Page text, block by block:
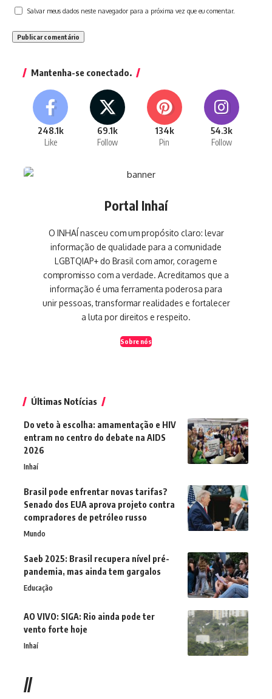
Salvar meus dados neste navegador para a próxima vez que eu comentar.
Mantenha-se conectado.
248.1k
Like
69.1k
Follow
134k
Pin
54.3k
Follow
Portal Inhaí
O INHAÍ nasceu com um propósito claro: levar
informação de qualidade para a comunidade
LGBTQIAP+ do Brasil com amor, coragem e
compromisso com a verdade. Acreditamos que a
informação é uma ferramenta poderosa para
unir pessoas, transformar realidades e fortalecer
a luta por direitos e respeito.
Sobre nós
Últimas Notícias
Do veto à escolha: amamentação e HIV
entram no centro do debate na AIDS
2026
Inhaí
Brasil pode enfrentar novas tarifas?
Senado dos EUA aprova projeto contra
compradores de petróleo russo
Mundo
Saeb 2025: Brasil recupera nível pré-
pandemia, mas ainda tem gargalos
Educação
AO VIVO: SIGA: Rio ainda pode ter
vento forte hoje
Inhaí
//